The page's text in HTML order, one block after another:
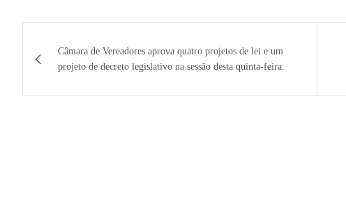
de
Post
Câmara de Vereadores aprova quatro projetos de lei e um
projeto de decreto legislativo na sessão desta quinta-feira.